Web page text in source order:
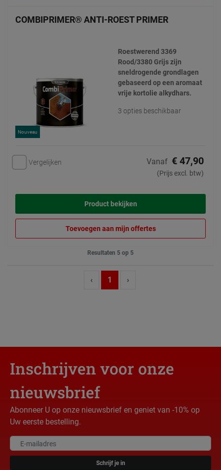
COMBIPRIMER® ANTI-ROEST PRIMER
Nouveau
Roestwerend 3369
Rood/3380 Grijs zijn
sneldrogende grondlagen
gebaseerd op een aromaat
vrije kortolie alkydhars.
3 opties beschikbaar
Vergelijken Vanaf € 47,90
(Prijs excl. btw)
Product bekijken
Toevoegen aan mijn offertes
Resultaten 5 op 5
‹ 1 ›
Inschrijven voor onze
nieuwsbrief
Abonneer U op onze nieuwsbrief en geniet van -10% op
Uw eerste bestelling.
Schrijf je in